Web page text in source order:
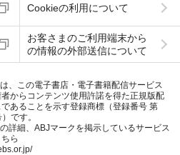
Cookieの利用について
お客さまのご利用端末から
の情報の外部送信について
、この電子書店・電子書籍配信サービス
からコンテンツ使用許諾を得た正規版配
あることを示す登録商標（登録番号 第
です。
詳細、ABJマークを掲示しているサービス
ら